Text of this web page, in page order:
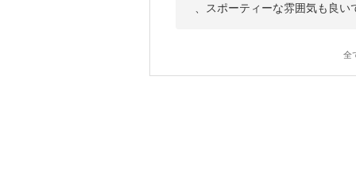
、スポーティーな雰囲気も良い
全